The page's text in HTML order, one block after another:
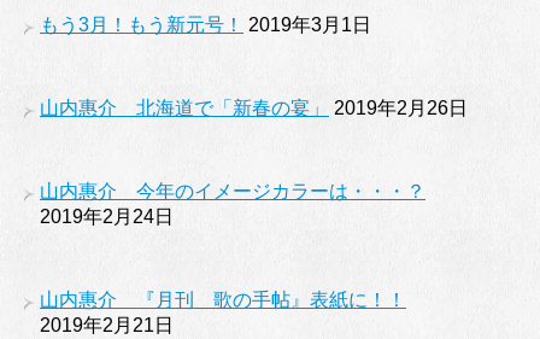
もう3月！もう新元号！ 2019年3月1日
山内惠介 北海道で「新春の宴」 2019年2月26日
山内惠介 今年のイメージカラーは・・・？
2019年2月24日
山内惠介 『月刊 歌の手帖』表紙に！！
2019年2月21日